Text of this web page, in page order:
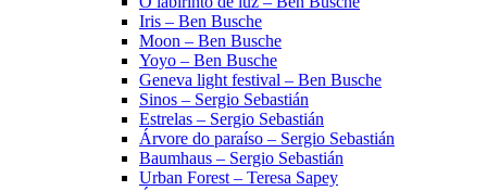
Iris – Ben Busche
Moon – Ben Busche
Yoyo – Ben Busche
Geneva light festival – Ben Busche
Sinos – Sergio Sebastián
Estrelas – Sergio Sebastián
Árvore do paraíso – Sergio Sebastián
Baumhaus – Sergio Sebastián
Urban Forest – Teresa Sapey